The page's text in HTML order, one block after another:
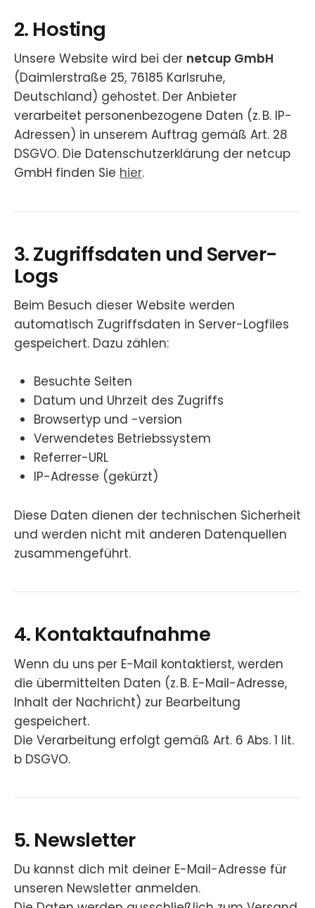
2. Hosting
Unsere Website wird bei der netcup GmbH
(Daimlerstraße 25, 76185 Karlsruhe,
Deutschland) gehostet. Der Anbieter
verarbeitet personenbezogene Daten (z. B. IP-
Adressen) in unserem Auftrag gemäß Art. 28
DSGVO. Die Datenschutzerklärung der netcup
GmbH finden Sie hier.
3. Zugriffsdaten und Server-
Logs
Beim Besuch dieser Website werden
automatisch Zugriffsdaten in Server-Logfiles
gespeichert. Dazu zählen:
Besuchte Seiten
Datum und Uhrzeit des Zugriffs
Browsertyp und -version
Verwendetes Betriebssystem
Referrer-URL
IP-Adresse (gekürzt)
Diese Daten dienen der technischen Sicherheit
und werden nicht mit anderen Datenquellen
zusammengeführt.
4. Kontaktaufnahme
Wenn du uns per E-Mail kontaktierst, werden
die übermittelten Daten (z. B. E-Mail-Adresse,
Inhalt der Nachricht) zur Bearbeitung
gespeichert.
Die Verarbeitung erfolgt gemäß Art. 6 Abs. 1 lit.
b DSGVO.
5. Newsletter
Du kannst dich mit deiner E-Mail-Adresse für
unseren Newsletter anmelden.